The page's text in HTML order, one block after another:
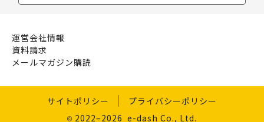
運営会社情報
資料請求
メールマガジン購読
サイトポリシー
プライバシーポリシー
2022–2026 e-dash Co., Ltd.